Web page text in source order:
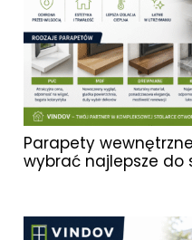
Parapety
wybrać najlepsze do